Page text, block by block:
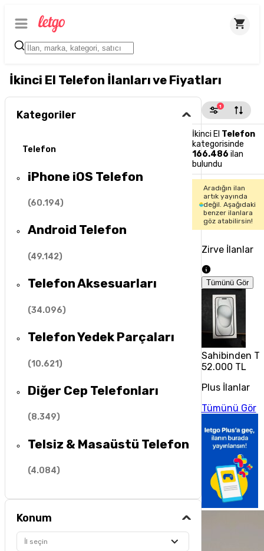
İkinci El Telefon İlanları ve Fiyatları
Kategoriler
Telefon
iPhone iOS Telefon
(60.194)
Android Telefon
(49.142)
Telefon Aksesuarları
(34.096)
Telefon Yedek Parçaları
(10.621)
Diğer Cep Telefonları
(8.349)
Telsiz & Masaüstü Telefon
(4.084)
Konum
İl seçin
1
İkinci El Telefon
kategorisinde
166.486 ilan
bulundu
Aradığın ilan
artık yayında
değil. Aşağıdaki
benzer ilanlara
göz atabilirsin!
Zirve İlanlar
Tümünü Gör
Sahibinden
52.000 TL
Plus İlanlar
Tümünü Gör